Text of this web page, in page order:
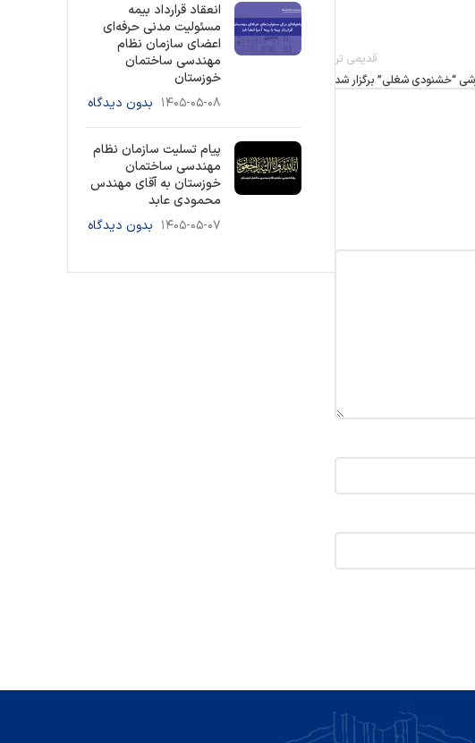
قدیمی تر
“خشنودی شغلی” برگزار شد
انعقاد قرارداد بیمه
مسئولیت مدنی حرفه‌ای
اعضای سازمان نظام
مهندسی ساختمان
خوزستان
۱۴۰۵-۰۵-۰۸ بدون دیدگاه
پیام تسلیت سازمان نظام
مهندسی ساختمان
خوزستان به آقای مهندس
محمودی عابد
۱۴۰۵-۰۵-۰۷ بدون دیدگاه